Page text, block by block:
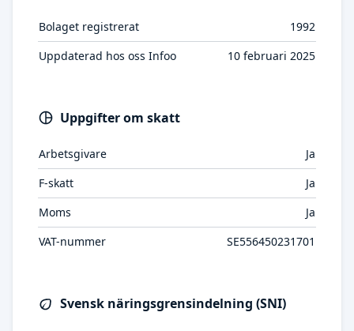
Bolaget registrerat
1992
Uppdaterad hos oss Infoo
10 februari 2025
Uppgifter om skatt
Arbetsgivare
Ja
F-skatt
Ja
Moms
Ja
VAT-nummer
SE556450231701
Svensk näringsgrensindelning (SNI)